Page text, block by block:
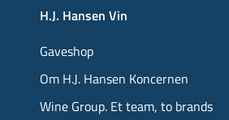
H.J. Hansen Vin
Gaveshop
Om H.J. Hansen Koncernen
Wine Group. Et team, to brands